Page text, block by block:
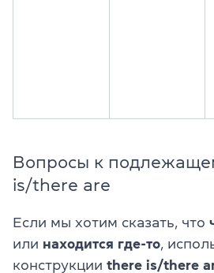
Вопросы к
is/there are
Если мы хотим сказать, что
или находится где-то ,
конструкции there is/there